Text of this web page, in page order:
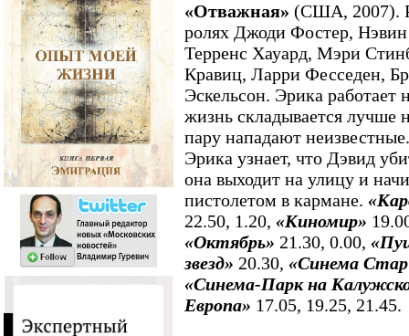
«Отважная» (США, 2007).
ролях Джоди Фостер,
Терренс Хауард, Мэри
Кравиц, Ларри Фесседен,
Эскельсон. Эрика работает
жизнь складывается лучше
пару нападают
Эрика узнает, что Дэвид
она выходит на улицу и
пистолетом в кармане.
22.50, 1.20, «Киномир»
«Октябрь» 21.30, 0.00,
звезд» 20.30, «Синема
«Синема-Парк на
Европа» 17.05, 19.25, 21.45.